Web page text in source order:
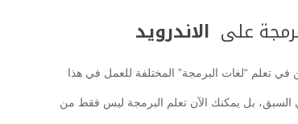
على الاندرويد
في تعلم “لغات البرمجة” المختلفة للعمل في هذا
السبق، بل يمكنك الآن تعلم البرمجة ليس فقط من